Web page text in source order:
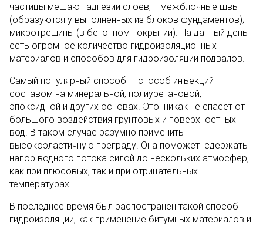
частицы мешают адгезии слоев;— межблочные швы
(образуются у выполненных из блоков фундаментов);—
микротрещины (в бетонном покрытии). На данный день
есть огромное количество гидроизоляционных
материалов и способов для гидроизоляции подвалов.
Самый популярный способ — способ инъекций
составом на минеральной, полиуретановой,
эпоксидной и других основах. Это никак не спасет от
большого воздействия грунтовых и поверхностных
вод. В таком случае разумно применить
высокоэластичную преграду. Она поможет сдержать
напор водного потока силой до нескольких атмосфер,
как при плюсовых, так и при отрицательных
температурах.
В последнее время был распостранен такой способ
гидроизоляции, как применение битумных материалов и